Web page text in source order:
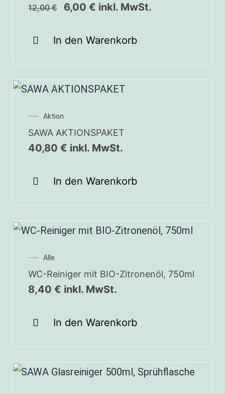
12,00€ 6,00 € inkl. MwSt.
In den Warenkorb
Aktion
SAWA AKTIONSPAKET
40,80 € inkl. MwSt.
In den Warenkorb
Alle
WC-Reiniger mit BIO-Zitronenöl, 750ml
8,40 € inkl. MwSt.
In den Warenkorb